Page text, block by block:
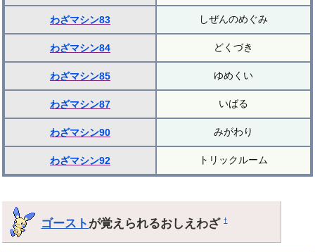
わざマシン83 しぜんのめぐみ
わざマシン84 どくづき
わざマシン85 ゆめくい
わざマシン87 いばる
わざマシン90 みがわり
わざマシン92 トリックルーム
ゴーストが覚えられるおしえわざ†